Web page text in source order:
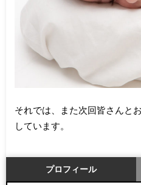
それでは、また次回皆さんと
しています。
プロフィール